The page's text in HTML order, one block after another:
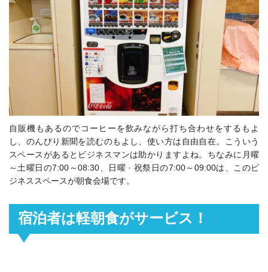
自販機もあるのでコーヒーを飲みながら打ち合わせをするもよ
し、のんびり新聞を読むのもよし、使い方は自由自在。こういう
スペースがあるとビジネスマンは助かりますよね。ちなみに月曜
～土曜日の7:00～08:30、日曜 · 祝祭日の7:00～09:00は、このビ
ジネススペースが朝食会場です。
宿泊者は軽朝食がサービス！